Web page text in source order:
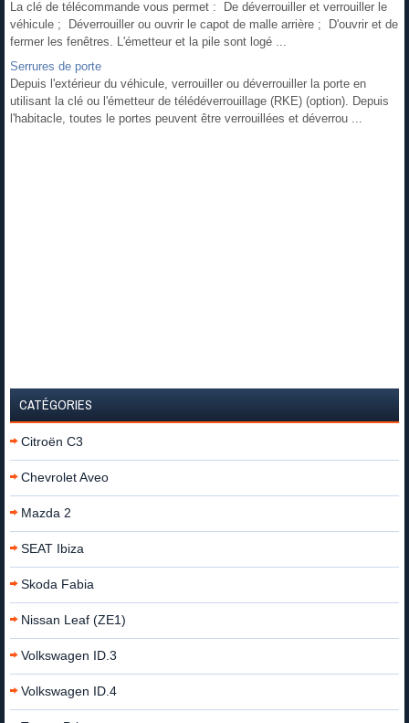
La clé de télécommande vous permet : De déverrouiller et verrouiller le
véhicule ; Déverrouiller ou ouvrir le capot de malle arrière ; D'ouvrir et de
fermer les fenêtres. L'émetteur et la pile sont logé ...
Serrures de porte
Depuis l'extérieur du véhicule, verrouiller ou déverrouiller la porte en
utilisant la clé ou l'émetteur de télédéverrouillage (RKE) (option). Depuis
l'habitacle, toutes le portes peuvent être verrouillées et déverrou ...
CATÉGORIES
Citroën C3
Chevrolet Aveo
Mazda 2
SEAT Ibiza
Skoda Fabia
Nissan Leaf (ZE1)
Volkswagen ID.3
Volkswagen ID.4